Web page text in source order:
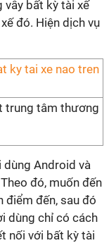
vẫy bất kỳ tài xế
đó. Hiện dịch vụ
trung tâm thương
Android và
đó, muốn đến
điểm đến, sau đó
dùng chỉ có cách
nối với bất kỳ tài